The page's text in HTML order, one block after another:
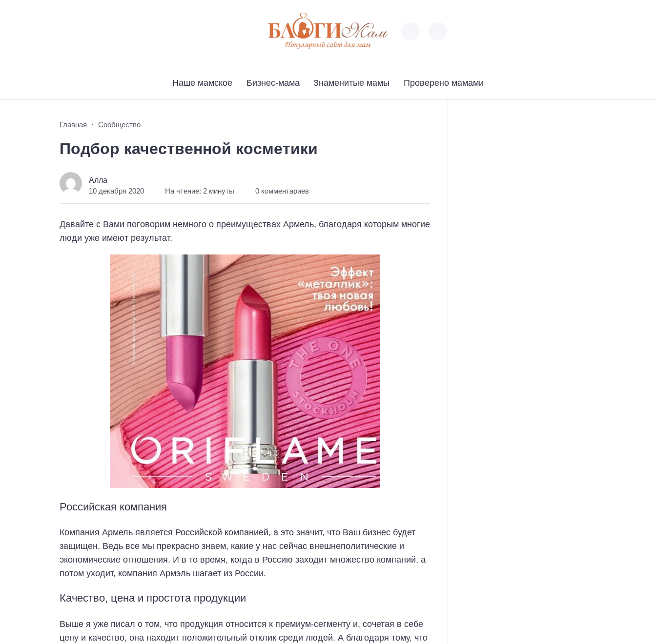
Наше мамское Бизнес-мама Знаменитые мамы Проверено мамами
Главная Сообщество
Подбор качественной косметики
Алла
10 декабря 2020 На чтение: 2 минуты 0 комментариев
Давайте с Вами поговорим немного о преимуществах Армель, благодаря которым многие
люди уже имеют результат.
Российская компания
Компания Армель является Российской компанией, а это значит, что Ваш бизнес будет
защищен. Ведь все мы прекрасно знаем, какие у нас сейчас внешнеполитические и
экономические отношения. И в то время, когда в Россию заходит множество компаний, а
потом уходит, компания Армэль шагает из России.
Качество, цена и простота продукции
Выше я уже писал о том, что продукция относится к премиум-сегменту и, сочетая в себе
цену и качество, она находит положительный отклик среди людей. А благодаря тому, что